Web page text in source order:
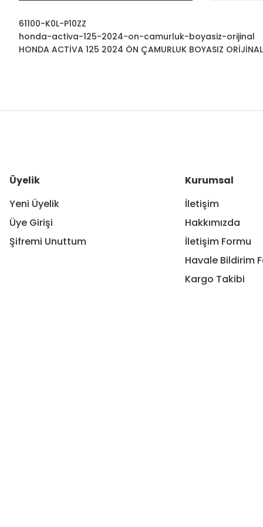
61100-K0L-P10ZZ
honda-activa-125-2024-on-camurluk-boyasiz-orijinal
HONDA ACTİVA 125 2024 ÖN ÇAMURLUK BOYASIZ ORİJİNAL
ÖZKAN Ulu | 18/11/2024
Urun hakkinda
Urun hangi metaryelden uretilmistir ve yeni kasa
Ürün bilgilerinde hatalar bulunuyor.
Üyelik
Yeni Üyelik
Üye Girişi
Şifremi Unuttum
Kurumsal
İletişim
Hakkımızda
İletişim Formu
Havale Bildirim
Kargo Takibi